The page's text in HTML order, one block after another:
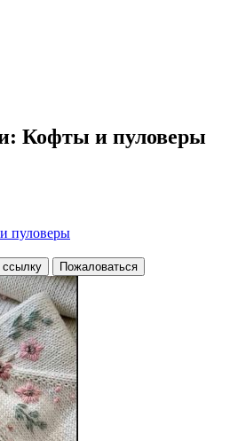
Кофты и пуловеры
пуловеры
ссылку Пожаловаться